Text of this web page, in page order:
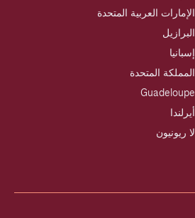
الإمارات العربية المتحدة
البرازيل
إسبانيا
المملكة المتحدة
Guadeloupe
أيرلندا
لا ريونيون